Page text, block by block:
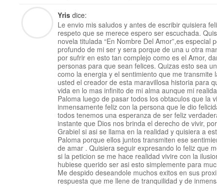
Yris dice:
Le envio mis saludos y antes de escribir quisiera
respeto que se merece espero ser escuchada.
novela titulada “En Nombre Del Amor”,es especial
profundo de mi ser y sera porque de una u otra
por sufrir en esto tan complejo como es el Amor,
personas para que sean felices. Quizas esto sea
como la energia y el sentimiento que me transmite
usted el creador de esta maravillosa historia para
vida en lo mas infinito de mi alma aunque mi
Paloma luego de pasar todos los obtaculos que la
inmensamente feliz con la persona que le dio
todos tenemos una esperanza de ser feliz
instante que Dios nos brinda el derecho de vivir,
Grabiel si asi se llama en la realidad y quisiera a
Paloma porque ellos juntos transmiten ese
de amar . Quisiera seguir expresando lo feliz que
si la peticion se me hace realidad vivire con la
hubiese querido ser asi esto simplemente para
Me despido deseandole muchos exitos en sus
respuesta que me llene de tranquilidad y de